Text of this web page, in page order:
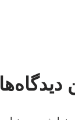
دیدگاه‌ها